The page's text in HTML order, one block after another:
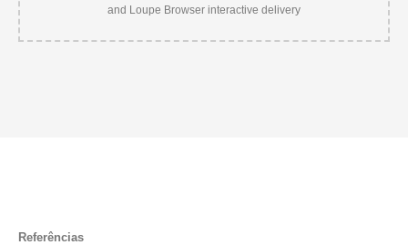
Referências